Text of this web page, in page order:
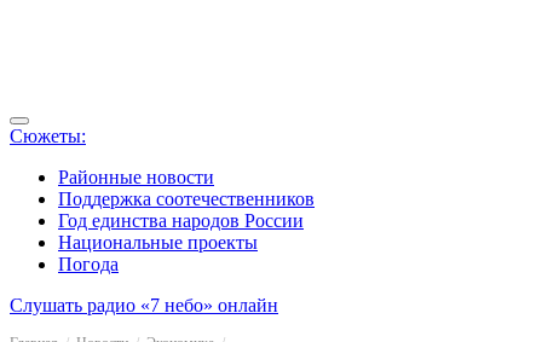
Сюжеты:
Районные новости
Поддержка соотечественников
Год единства народов России
Национальные проекты
Погода
Слушать радио «7 небо» онлайн